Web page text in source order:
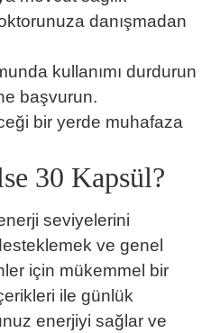
danışmadan
kullanımı durdurun
başvurun.
bir yerde muhafaza
30 Kapsül?
seviyelerini
ve genel
için mükemmel bir
ile günlük
enerjiyi sağlar ve